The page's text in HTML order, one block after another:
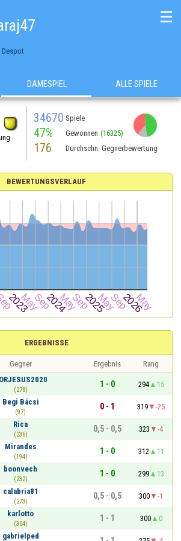
Despot
☰
DAMESPIEL ALLE SPIELE
34670 Spiele
47% Gewonnen (16325)
176 Durchschn. Gegnerbewertung
BEWERTUNGSVERLAUF
ERGEBNISSE
Gegner Ergebnis
Rang
(278)
1 - 0 294
15
Begi Bácsi
(97)
0 - 1 319
-25
Rica
(236)
0,5 - 0,5 323
-4
Mirandes
(194)
1 - 0 312
11
boonvech
(232)
1 - 0 299
13
calabria81
(273)
0,5 - 0,5 300
-1
karlotto
(304)
1 - 1 300
0
gabrielped